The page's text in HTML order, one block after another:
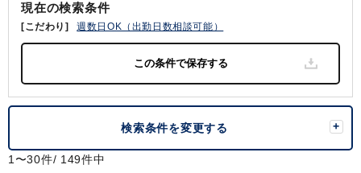
現在の検索条件
[こだわり] 週数日OK（出勤日数相談可能）
検索条件を変更する
1〜30件/ 149件中